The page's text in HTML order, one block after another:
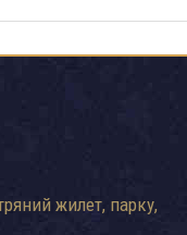
жилет, парку,